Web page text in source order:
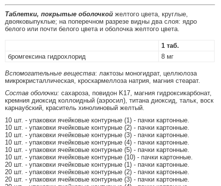
Таблетки, покрытые оболочкой желтого цвета, круглые,
двояковыпуклые; на поперечном разрезе видны два слоя: ядро
белого или почти белого цвета и оболочка желтого цвета.
1 таб.
бромгексина гидрохлорид
8 мг
Вспомогательные вещества: лактозы моногидрат, целлюлоза
микрокристаллическая, кроскармеллоза натрия, магния стеарат.
Состав оболочки: сахароза, повидон K17, магния гидроксикарбонат,
кремния диоксид коллоидный (аэросил), титана диоксид, тальк, воск
карнаубский, краситель хинолиновый желтый.
10 шт. - упаковки ячейковые контурные (1) - пачки картонные.
10 шт. - упаковки ячейковые контурные (2) - пачки картонные.
10 шт. - упаковки ячейковые контурные (3) - пачки картонные.
10 шт. - упаковки ячейковые контурные (4) - пачки картонные.
10 шт. - упаковки ячейковые контурные (5) - пачки картонные.
10 шт. - упаковки ячейковые контурные (10) - пачки картонные.
20 шт. - упаковки ячейковые контурные (1) - пачки картонные.
20 шт. - упаковки ячейковые контурные (2) - пачки картонные.
20 шт. - упаковки ячейковые контурные (3) - пачки картонные.